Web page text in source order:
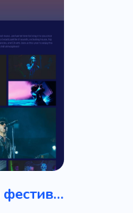
Музыкальный фестиваль